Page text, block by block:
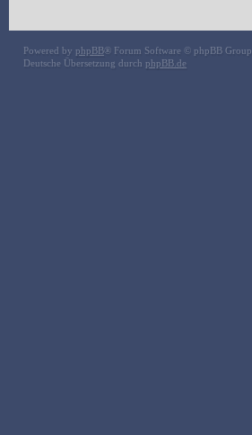
Powered by phpBB® Forum Software © phpBB Group
Deutsche Übersetzung durch phpBB.de